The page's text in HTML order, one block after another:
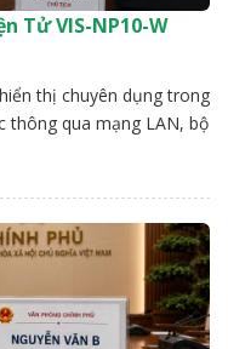
Tử VIS-NP10-W
thị chuyên dụng trong
thông qua mạng LAN, bộ
vận hành, nếu không có